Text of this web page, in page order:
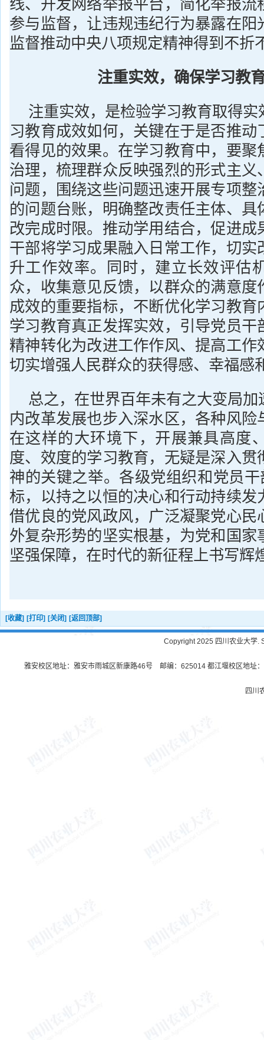
线、开发网络举报平台，简化举报流
参与监督，让违规违纪行为暴露在阳
监督推动中央八项规定精神得到不折
注重实效，确保学习教
注重实效，是检验学习教育取得
习教育成效如何，关键在于是否推动
看得见的效果。在学习教育中，要聚
治理，梳理群众反映强烈的形式主义
问题，围绕这些问题迅速开展专项整
的问题台账，明确整改责任主体、具
改完成时限。推动学用结合，促进成
干部将学习成果融入日常工作，切实
升工作效率。同时，建立长效评估
众，收集意见反馈，以群众的满意度
成效的重要指标，不断优化学习教育
学习教育真正发挥实效，引导党员干
精神转化为改进工作作风、提高工作
切实增强人民群众的获得感、幸福感
总之，在世界百年未有之大变局
内改革发展也步入深水区，各种风险
在这样的大环境下，开展兼具高度
度、效度的学习教育，无疑是深入贯
神的关键之举。各级党组织和党员干
标，以持之以恒的决心和行动持续发
借优良的党风政风，广泛凝聚党心民
外复杂形势的坚实根基，为党和国家
坚强保障，在时代的新征程上书写辉
[收藏] [打印] [关闭] [返回顶部]
Copyright 2025 四川农业大学.
雅安校区地址：雅安市雨城区新康路46号 邮编：625014 都江堰校区地址
四川